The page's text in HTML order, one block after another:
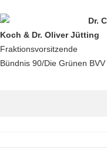
Dr.
Koch & Dr. Oliver Jütting
Fraktionsvorsitzende
Bündnis 90/Die Grünen